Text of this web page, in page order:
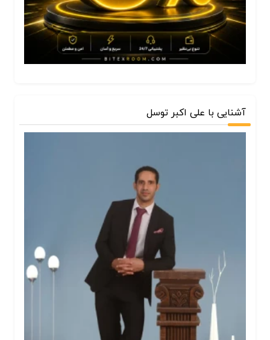
آشنایی با علی اکبر توسل